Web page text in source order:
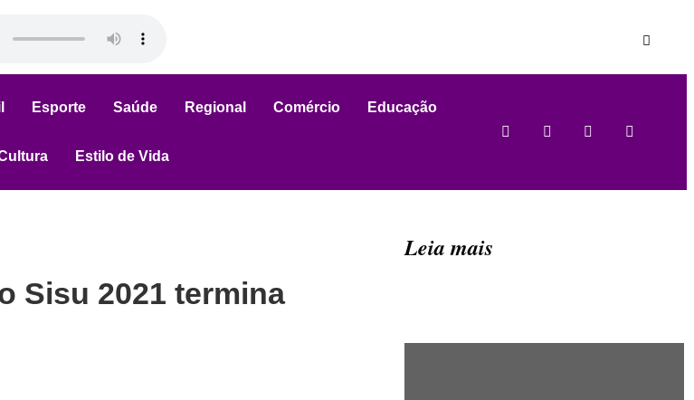
Esporte Saúde Regional Comércio Educação
Estilo de Vida
Sisu 2021 termina
Leia mais